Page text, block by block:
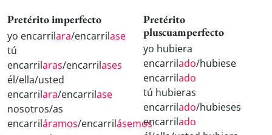
Pretérito imperfecto
yo encarrilara/encarrilase
tú
encarrilaras/encarrilases
él/ella/usted
encarrilara/encarrilase
nosotros/as
encarriláramos/encarrilásemos
Pretérito
pluscuamperfecto
yo hubiera
encarrilado/hubiese
encarrilado
tú hubieras
encarrilado/hubieses
encarrilado